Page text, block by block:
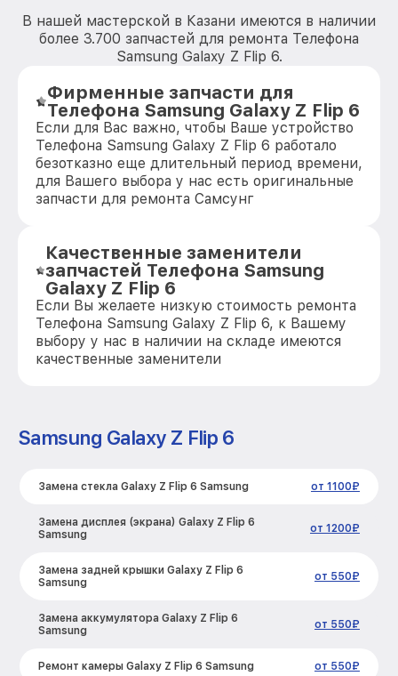
В нашей мастерской в Казани имеются в наличии
более 3.700 запчастей для ремонта Телефона
Samsung Galaxy Z Flip 6.
Фирменные запчасти для
Телефона Samsung Galaxy Z Flip 6
Если для Вас важно, чтобы Ваше устройство
Телефона Samsung Galaxy Z Flip 6 работало
безотказно еще длительный период времени,
для Вашего выбора у нас есть оригинальные
запчасти для ремонта Самсунг
Качественные заменители
запчастей Телефона Samsung
Galaxy Z Flip 6
Если Вы желаете низкую стоимость ремонта
Телефона Samsung Galaxy Z Flip 6, к Вашему
выбору у нас в наличии на складе имеются
качественные заменители
Samsung Galaxy Z Flip 6
Замена стекла Galaxy Z Flip 6 Samsung от 1100₽
Замена дисплея (экрана) Galaxy Z Flip 6
Samsung
от 1200₽
Замена задней крышки Galaxy Z Flip 6
Samsung
от 550₽
Замена аккумулятора Galaxy Z Flip 6
Samsung
от 550₽
Ремонт камеры Galaxy Z Flip 6 Samsung от 550₽